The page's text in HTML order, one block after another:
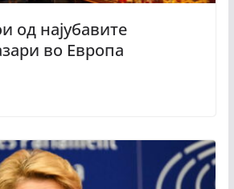
од најубавите
во Европа